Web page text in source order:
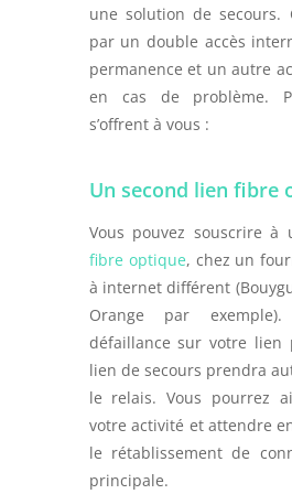
une solution de secours.
par un double accès
permanence et un autre
en cas de problème.
s’offrent à vous :
Un second lien fibre
Vous pouvez souscrire à
fibre optique, chez un
à internet différent
Orange par
défaillance sur votre lien
lien de secours prendra
le relais. Vous pourrez
votre activité et attendre
le rétablissement de
principale.